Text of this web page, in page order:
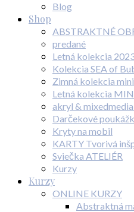
Blog
Shop
ABSTRAKTNÉ
predané
Letná kolekcia
Kolekcia SEA of
Zimná kolekcia
Letná kolekcia
akryl &
Darčekové
Kryty na mobil
KARTY Tvorivá
Sviečka ATELIÉR
Kurzy
Kurzy
ONLINE KURZY
Abstraktná